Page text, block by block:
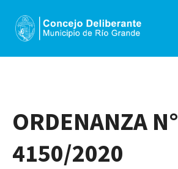
contenido
ORDENANZA N°
4150/2020